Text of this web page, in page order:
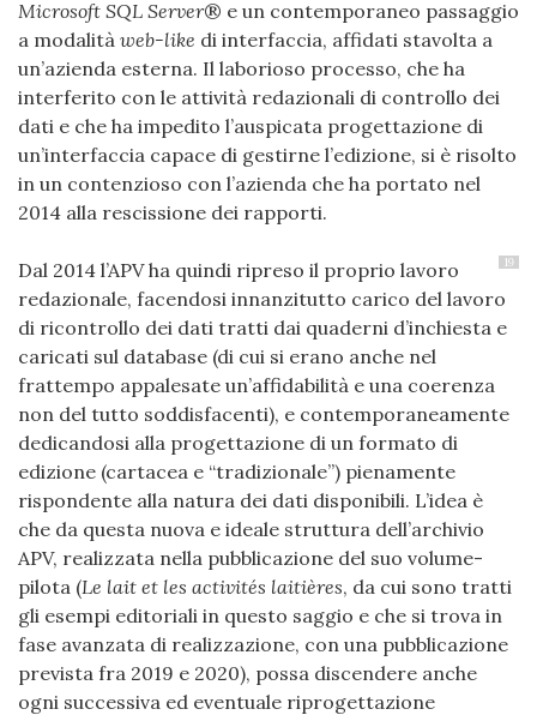
Microsoft SQL Server® e un contemporaneo passaggio
a modalità web-like di interfaccia, affidati stavolta a
un’azienda esterna. Il laborioso processo, che ha
interferito con le attività redazionali di controllo dei
dati e che ha impedito l’auspicata progettazione di
un’interfaccia capace di gestirne l’edizione, si è risolto
in un contenzioso con l’azienda che ha portato nel
2014 alla rescissione dei rapporti.
19
Dal 2014 l’APV ha quindi ripreso il proprio lavoro
redazionale, facendosi innanzitutto carico del lavoro
di ricontrollo dei dati tratti dai quaderni d’inchiesta e
caricati sul database (di cui si erano anche nel
frattempo appalesate un’affidabilità e una coerenza
non del tutto soddisfacenti), e contemporaneamente
dedicandosi alla progettazione di un formato di
edizione (cartacea e “tradizionale”) pienamente
rispondente alla natura dei dati disponibili. L’idea è
che da questa nuova e ideale struttura dell’archivio
APV, realizzata nella pubblicazione del suo volume-
pilota (Le lait et les activités laitières, da cui sono tratti
gli esempi editoriali in questo saggio e che si trova in
fase avanzata di realizzazione, con una pubblicazione
prevista fra 2019 e 2020), possa discendere anche
ogni successiva ed eventuale riprogettazione